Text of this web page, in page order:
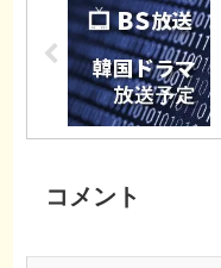
コメント